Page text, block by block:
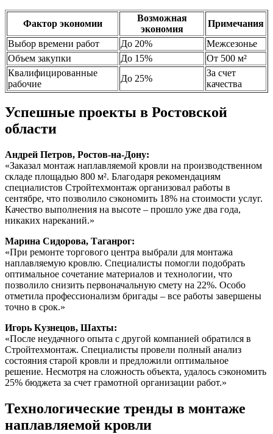
Фактор экономии
Возможная
экономия
Примечания
Выбор времени работ
До 20%
Межсезонье
Объем закупки
До 15%
От 500 м²
Квалифицированные
рабочие
До 25%
За счет
качества
Успешные проекты в Ростовской
области
Андрей Петров, Ростов-на-Дону:
«Заказал монтаж наплавляемой кровли на производственном
складе площадью 800 м². Благодаря рекомендациям
специалистов Стройтехмонтаж организовал работы в
сентябре, что позволило сэкономить 18% на стоимости услуг.
Качество выполнения на высоте – прошло уже два года,
никаких нареканий.»
Марина Сидорова, Таганрог:
«При ремонте торгового центра выбрали для монтажа
наплавляемую кровлю. Специалисты помогли подобрать
оптимальное сочетание материалов и технологии, что
позволило снизить первоначальную смету на 22%. Особо
отметила профессионализм бригады – все работы завершены
точно в срок.»
Игорь Кузнецов, Шахты:
«После неудачного опыта с другой компанией обратился в
Стройтехмонтаж. Специалисты провели полный анализ
состояния старой кровли и предложили оптимальное
решение. Несмотря на сложность объекта, удалось сэкономить
25% бюджета за счет грамотной организации работ.»
Технологические тренды в монтаже
наплавляемой кровли